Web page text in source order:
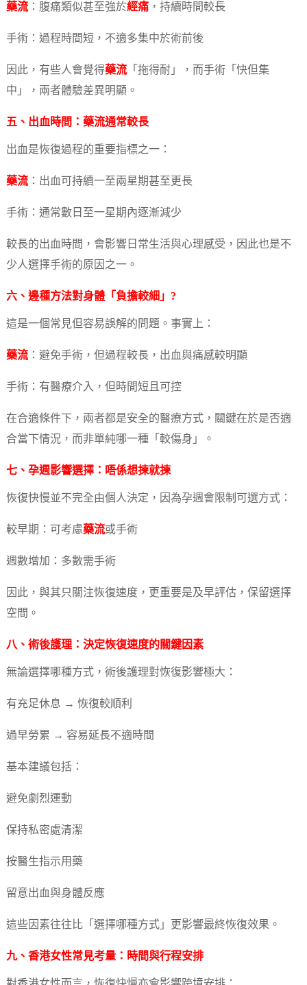
藥流：腹痛類似甚至強於經痛，持續時間較長
手術：過程時間短，不適多集中於術前後
因此，有些人會覺得藥流「拖得耐」，而手術「快但集
中」，兩者體驗差異明顯。
五、出血時間： 藥流通常較長
出血是恢復過程的重要指標之一：
藥流：出血可持續一至兩星期甚至更長
手術：通常數日至一星期內逐漸減少
較長的出血時間，會影響日常生活與心理感受，因此也是不
少人選擇手術的原因之一。
六、邊種方法對身體「負擔較細」?
這是一個常見但容易誤解的問題。事實上：
藥流：避免手術，但過程較長，出血與痛感較明顯
手術：有醫療介入，但時間短且可控
在合適條件下，兩者都是安全的醫療方式，關鍵在於是否適
合當下情況，而非單純哪一種「較傷身」。
七、孕週影響選擇：唔係想揀就揀
恢復快慢並不完全由個人決定，因為孕週會限制可選方式：
較早期：可考慮藥流或手術
週數增加：多數需手術
因此，與其只關注恢復速度，更重要是及早評估，保留選擇
空間。
八、術後護理：決定恢復速度的關鍵因素
無論選擇哪種方式，術後護理對恢復影響極大：
有充足休息 → 恢復較順利
過早勞累 → 容易延長不適時間
基本建議包括：
避免劇烈運動
保持私密處清潔
按醫生指示用藥
留意出血與身體反應
這些因素往往比「選擇哪種方式」更影響最終恢復效果。
九、香港女性常見考量：時間與行程安排